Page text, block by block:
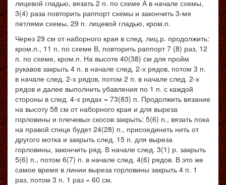
лицевой гладью, вязать 2 п. по схеме А в начале схемы,
3(4) раза повторить раппорт схемы и закончить 3-мя
петлями схемы, 29 п. лицевой гладью, кром.п.
Через 29 см от наборного края в след. лиц.р. продолжить:
кром.п., 11 п. по схеме В, повторить раппорт 7 (8) раз, 12
п. по схеме, кром.п. На высоте 40(38) см для пройм
рукавов закрыть 4 п. в начале след. 2-х рядов, потом 3 п.
в начале след. 2-х рядов, потом 2 п. в начале след. 2-х
рядов и далее выполнить убавления по 1 п. с каждой
стороны в след. 4-х рядах = 73(83) п. Продолжить вязание
на высоту 58 см от наборного края и для выреза
горловины и плечевых скосов закрыть: 5(6) п., вязать пока
на правой спице будет 24(28) п., присоединить нить от
другого мотка и закрыть след. 15 п. для выреза
горловины, закончить ряд. В начале след. 3(1) р. закрыть
5(6) п., потом 6(7) п. в начале след. 4(6) рядов. В это же
самое время в линии выреза горловины закрыть 4 п. 1
раз, потом 3 п. 1 раз = 60 см.